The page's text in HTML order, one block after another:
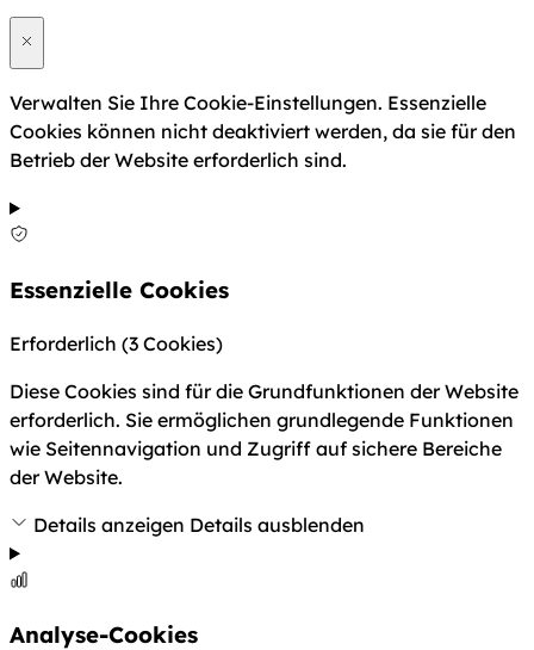
Verwalten Sie Ihre Cookie-Einstellungen. Essenzielle
Cookies können nicht deaktiviert werden, da sie für den
Betrieb der Website erforderlich sind.
Essenzielle Cookies
Erforderlich (3 Cookies)
Diese Cookies sind für die Grundfunktionen der Website
erforderlich. Sie ermöglichen grundlegende Funktionen
wie Seitennavigation und Zugriff auf sichere Bereiche
der Website.
Details anzeigen Details ausblenden
Analyse-Cookies